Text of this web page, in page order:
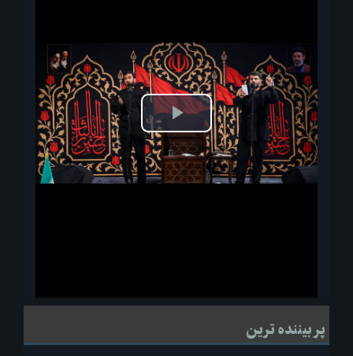
پخش
ویدیو
لحظاتی از قرائت زیارت اربعین امام حسین(ع) در مراسم عزاداری هیئات
پر بیننده ترین